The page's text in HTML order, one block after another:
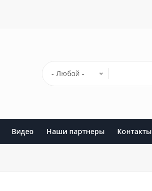
- Любой -
Видео Наши партнеры Контакты